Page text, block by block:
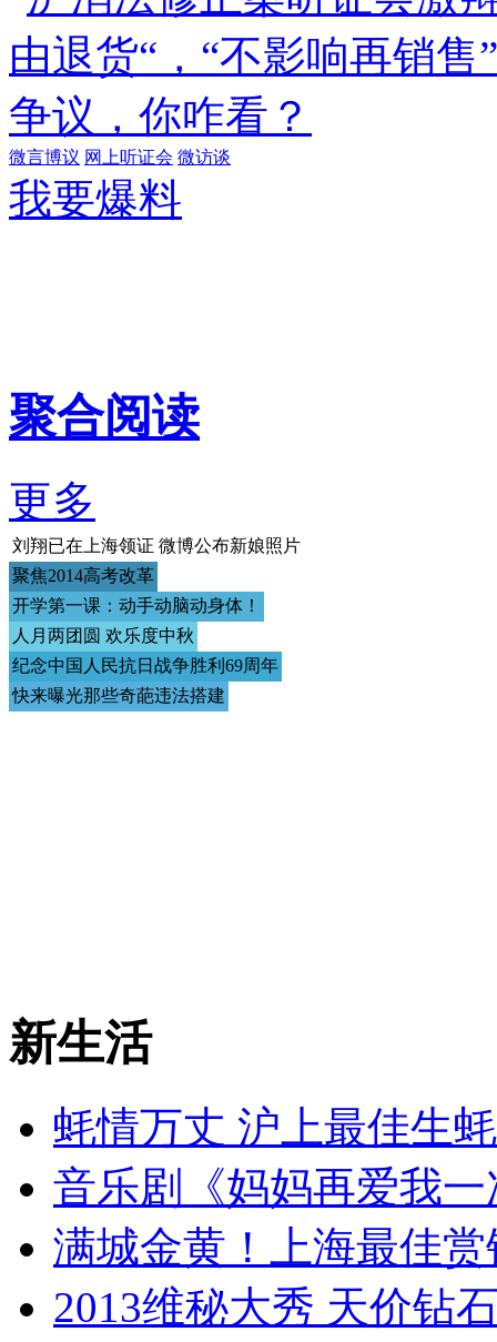
微言博议 网上听证会 微访谈
我要爆料
聚合阅读
更多
刘翔已在上海领证 微博公布新娘照片
聚焦2014高考改革
开学第一课：动手动脑动身体！
人月两团圆 欢乐度中秋
纪念中国人民抗日战争胜利69周年
快来曝光那些奇葩违法搭建
新生活
蚝情万丈 沪上最佳生
音乐剧《妈妈再爱我一
满城金黄！上海最佳
2013维秘大秀 天价钻